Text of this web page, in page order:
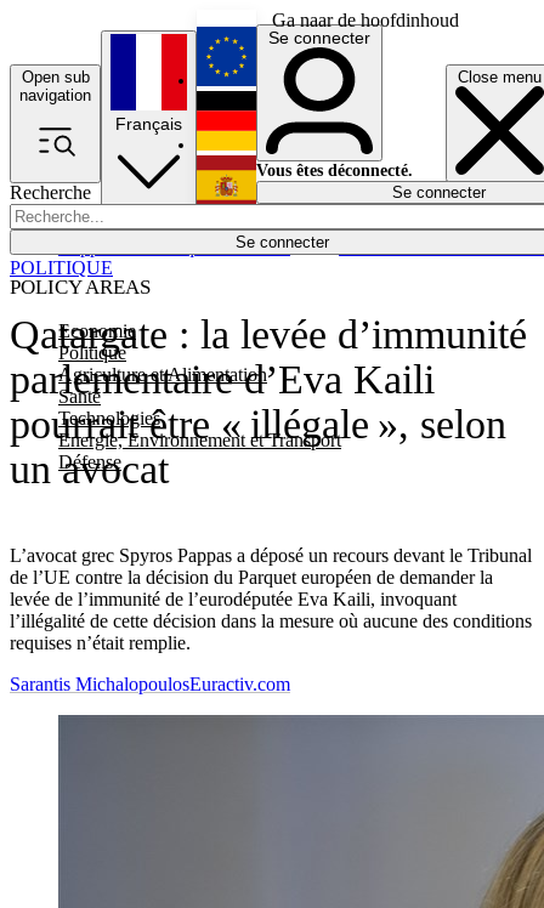
Ga naar de hoofdinhoud
Open sub
navigation
Close menu
Recherche
Se connecter
POLICY AREAS
Economie
Politique
Agriculture et Alimentation
Santé
Technologies
Energie, Environnement et Transport
Défense
Économie
Français
English
Deutsch
Español
Se connecter
Vous êtes déconnecté.
Se connecter
Qatargate : la levée d’immunité
parlementaire d’Eva Kaili
pourrait être « illégale », selon
un avocat
L’avocat grec Spyros Pappas a déposé un recours devant le Tribunal
de l’UE contre la décision du Parquet européen de demander la
levée de l’immunité de l’eurodéputée Eva Kaili, invoquant
l’illégalité de cette décision dans la mesure où aucune des conditions
requises n’était remplie.
POLITIQUE
Sarantis MichalopoulosEuractiv.com